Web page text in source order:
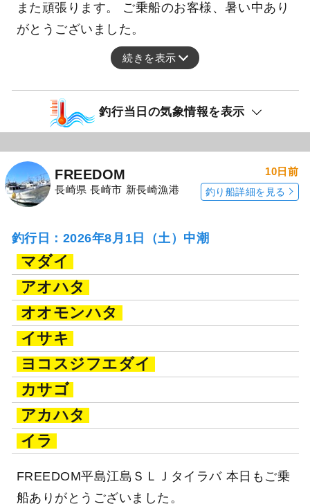
また頑張ります。 ご乗船のお客様、暑い中あり
がとうございました。
続きを表示
釣行当日の気象情報を表示
FREEDOM
長崎県 長崎市 新長崎漁港
10日前
釣り船詳細を見る
釣行日：2026年8月1日（土）中潮
マダイ
アオハタ
オオモンハタ
イサキ
ヨコスジフエダイ
カサゴ
アカハタ
イラ
FREEDOM平島江島ＳＬＪタイラバ 本日もご乗
船ありがとうございました。